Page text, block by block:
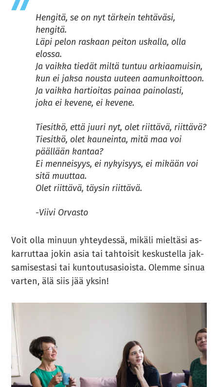
Hengitä, se on nyt tärkein tehtäväsi,
hengitä.
Läpi pelon raskaan peiton uskalla, olla
elossa.
Ja vaikka tiedät miltä tuntuu arkiaamuisin,
kun ei jaksa nousta uuteen aamunkoittoon.
Ja vaikka hartioitas painaa painolasti,
joka ei kevene, ei kevene.
Tiesitkö, että juuri nyt, olet riittävä, riittävä?
Tiesitkö, olet kauneinta, mitä maa voi
päällään kantaa?
Ei menneisyys, ei nykyisyys, ei mikään voi
sitä muuttaa.
Olet riittävä, täysin riittävä.
-Viivi Orvasto
Voit olla mi­nuun yh­tey­des­sä, mi­kä­li miel­tä­si as­
kar­rut­taa jokin asia tai tah­toi­sit kes­kus­tel­la jak­
sa­mi­ses­ta­si tai kun­tou­tus­asiois­ta. Olem­me sinua
var­ten, älä siis jää yksin!